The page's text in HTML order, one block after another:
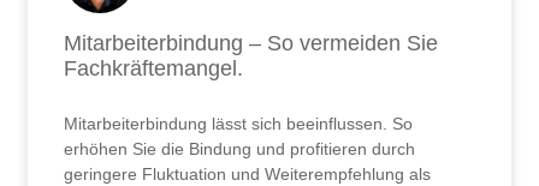
Mitarbeiterbindung – So vermeiden Sie
Fachkräftemangel.
Mitarbeiterbindung lässt sich beeinflussen. So
erhöhen Sie die Bindung und profitieren durch
geringere Fluktuation und Weiterempfehlung als